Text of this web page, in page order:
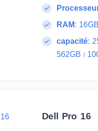
RAM: 16GB
capacité:
562GB /
Dell Pro 16